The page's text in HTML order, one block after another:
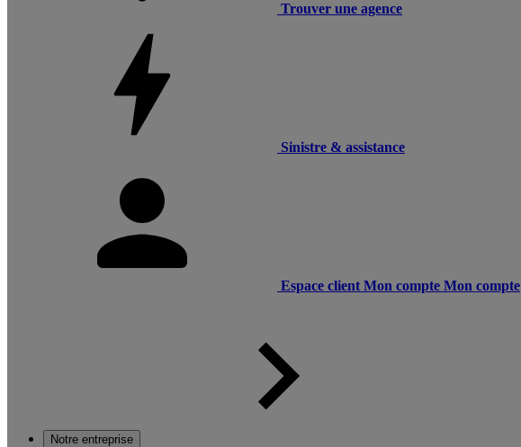
Trouver une agence
Sinistre & assistance
Espace client Mon compte Mon compte
Notre entreprise